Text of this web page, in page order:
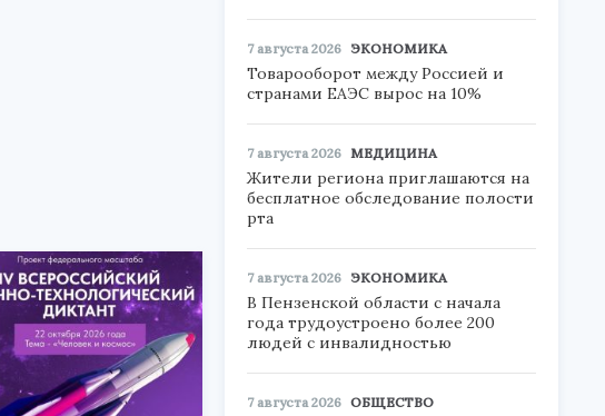
7 августа 2026 ЭКОНОМИКА
Товарооборот между Россией и
странами ЕАЭС вырос на 10%
7 августа 2026 МЕДИЦИНА
Жители региона приглашаются на
бесплатное обследование полости
рта
7 августа 2026 ЭКОНОМИКА
В Пензенской области с начала
года трудоустроено более 200
людей с инвалидностью
7 августа 2026 ОБЩЕСТВО